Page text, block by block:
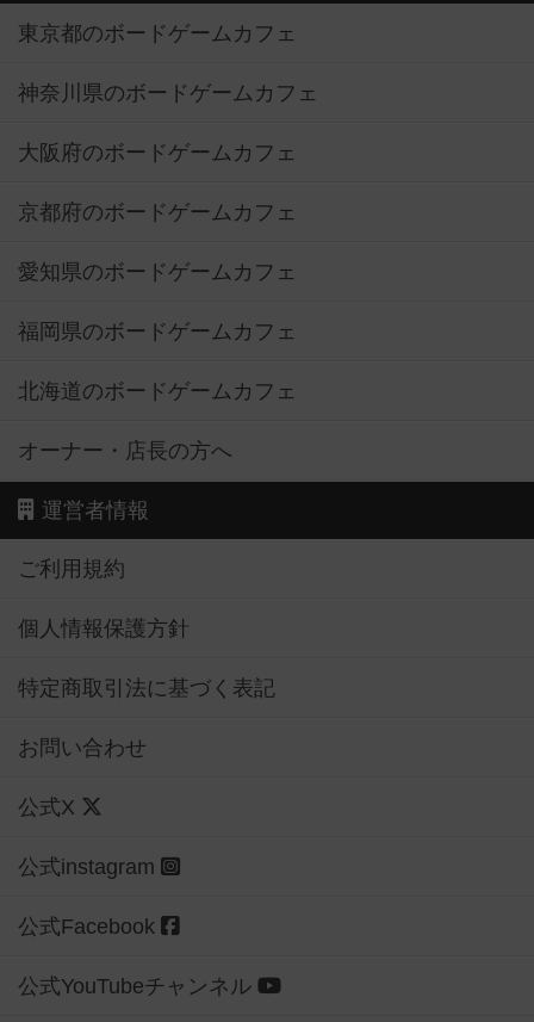
東京都のボードゲームカフェ
神奈川県のボードゲームカフェ
大阪府のボードゲームカフェ
京都府のボードゲームカフェ
愛知県のボードゲームカフェ
福岡県のボードゲームカフェ
北海道のボードゲームカフェ
オーナー・店長の方へ
運営者情報
ご利用規約
個人情報保護方針
特定商取引法に基づく表記
お問い合わせ
公式X
公式instagram
公式Facebook
公式YouTubeチャンネル